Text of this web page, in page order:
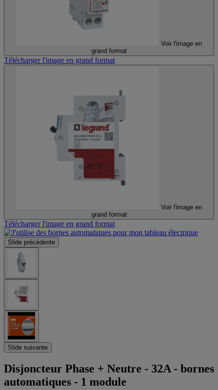
Voir l'image en
grand format
Télécharger l'image en grand format
Voir l'image en
grand format
Télécharger l'image en grand format
Slide précédente
Slide suivante
Disjoncteur Phase + Neutre - 32A - bornes
automatiques - 1 module